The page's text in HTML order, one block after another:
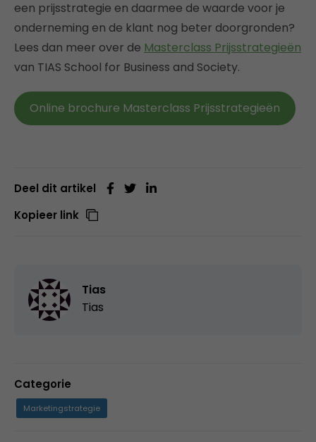
een prijsstrategie en daarmee de waarde voor je
onderneming en de klant nog beter doorgronden?
Lees dan meer over de Masterclass Prijsstrategieën
van TIAS School for Business and Society.
Online brochure Masterclass Prijsstrategieën
Deel dit artikel
Kopieer link
Tias
Tias
Categorie
Marketingstrategie